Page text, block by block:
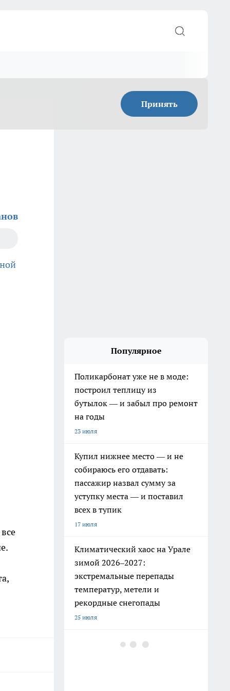
Принять
Популярное
Поликарбонат уже не в моде:
построил теплицу из
бутылок — и забыл про ремонт
на годы
23 июля
Купил нижнее место — и не
собираюсь его отдавать:
пассажир назвал сумму за
уступку места — и поставил
всех в тупик
17 июля
Климатический хаос на Урале
зимой 2026–2027:
экстремальные перепады
температур, метели и
рекордные снегопады
25 июля
РЖД ужесточили правила: эти